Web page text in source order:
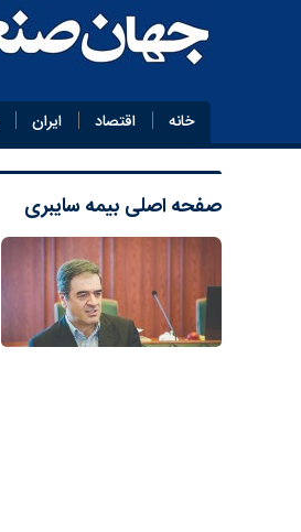
خانه اقتصاد ایران
صفحه اصلی بیمه سایبری